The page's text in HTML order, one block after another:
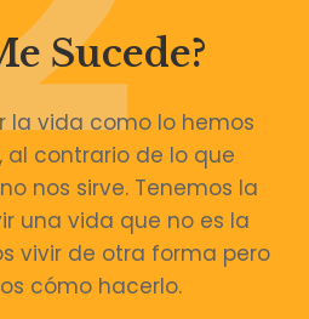
Sucede?
la vida como lo hemos
al contrario de lo que
nos sirve. Tenemos la
una vida que no es la
vivir de otra forma pero
cómo hacerlo.